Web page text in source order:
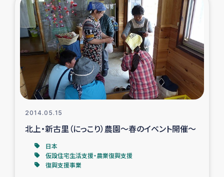
復興応援隊の活動
仮設住宅生活支援・農業復興支援
漁業復興支援
インターン・ボランティア日誌
2014.05.15
北上・新古里（にっこり）農園～春のイベント開催～
日本
仮設住宅生活支援・農業復興支援
復興支援事業